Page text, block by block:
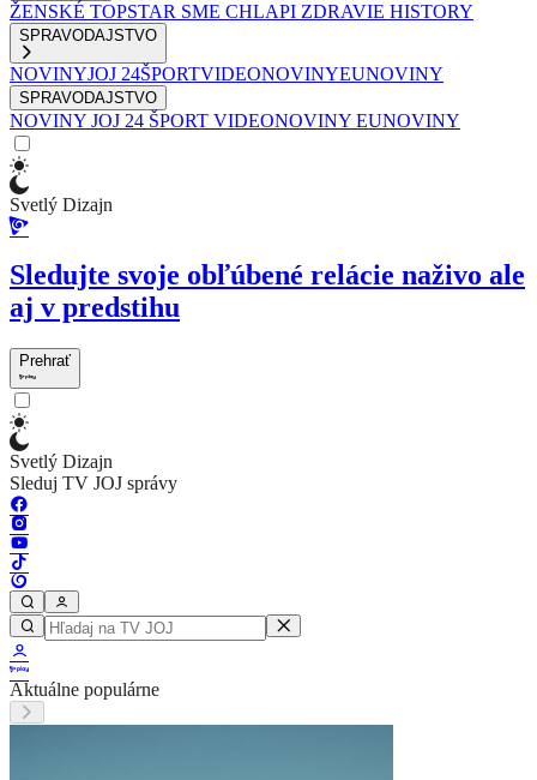
ŽENSKÉ TOPSTAR SME CHLAPI ZDRAVIE HISTORY
SPRAVODAJSTVO
NOVINYJOJ 24ŠPORTVIDEONOVINYEUNOVINY
SPRAVODAJSTVO
NOVINY JOJ 24 ŠPORT VIDEONOVINY EUNOVINY
Svetlý Dizajn
Sledujte svoje obľúbené relácie naživo ale
aj v predstihu
Prehrať
Svetlý Dizajn
Sleduj TV JOJ správy
Aktuálne populárne